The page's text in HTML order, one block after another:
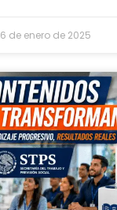
6 de enero de 2025